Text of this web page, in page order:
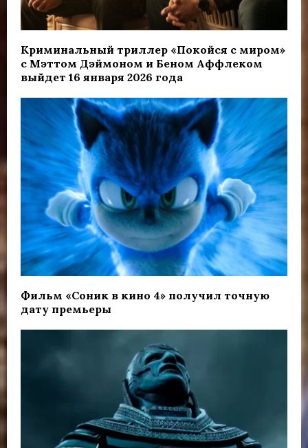
Криминальный триллер «Покойся с миром»
с Мэттом Дэймоном и Беном Аффлеком
выйдет 16 января 2026 года
Фильм «Соник в кино 4» получил точную
дату премьеры